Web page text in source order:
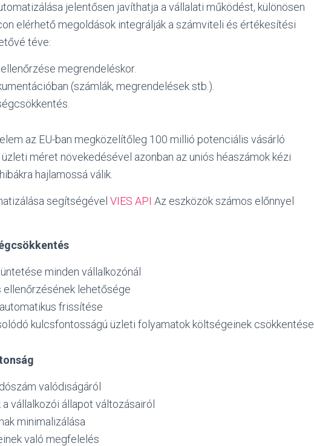
jelentősen javíthatja a vállalati működést, különösen
elérhető megoldások integrálják a számviteli és értékesítési
téve:
megrendeléskor.
(számlák, megrendelések stb.).
az EU-ban megközelítőleg 100 millió potenciális vásárló
méret növekedésével azonban az uniós héaszámok kézi
hajlamossá válik.
segítségével VIES API Az eszközök számos előnnyel
minden vállalkozónál
ellenőrzésének lehetősége
frissítése
kulcsfontosságú üzleti folyamatok költségeinek csökkentése
valódiságáról
vállalkozói állapot változásairól
minimalizálása
való megfelelés